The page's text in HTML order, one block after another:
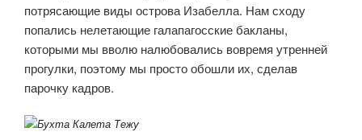
потрясающие виды острова Изабелла. Нам сходу
попались нелетающие галапагосские бакланы,
которыми мы вволю налюбовались вовремя утренней
прогулки, поэтому мы просто обошли их, сделав
парочку кадров.